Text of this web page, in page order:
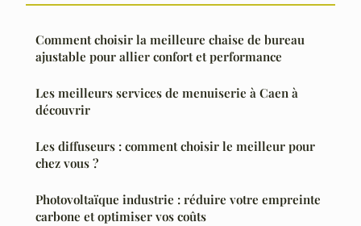
Comment choisir la meilleure chaise de bureau
ajustable pour allier confort et performance
Les meilleurs services de menuiserie à Caen à
découvrir
Les diffuseurs : comment choisir le meilleur pour
chez vous ?
Photovoltaïque industrie : réduire votre empreinte
carbone et optimiser vos coûts